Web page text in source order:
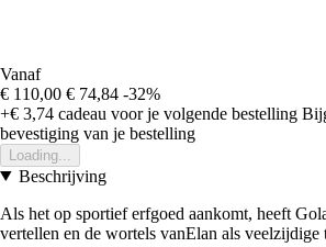
Vanaf
€ 110,00 € 74,84 -32%
+€ 3,74 cadeau voor je volgende bestelling
bevestiging van je bestelling
Loading...
Beschrijving
Als het op sportief erfgoed aankomt, heeft
vertellen en de wortels vanElan als veelzijdige